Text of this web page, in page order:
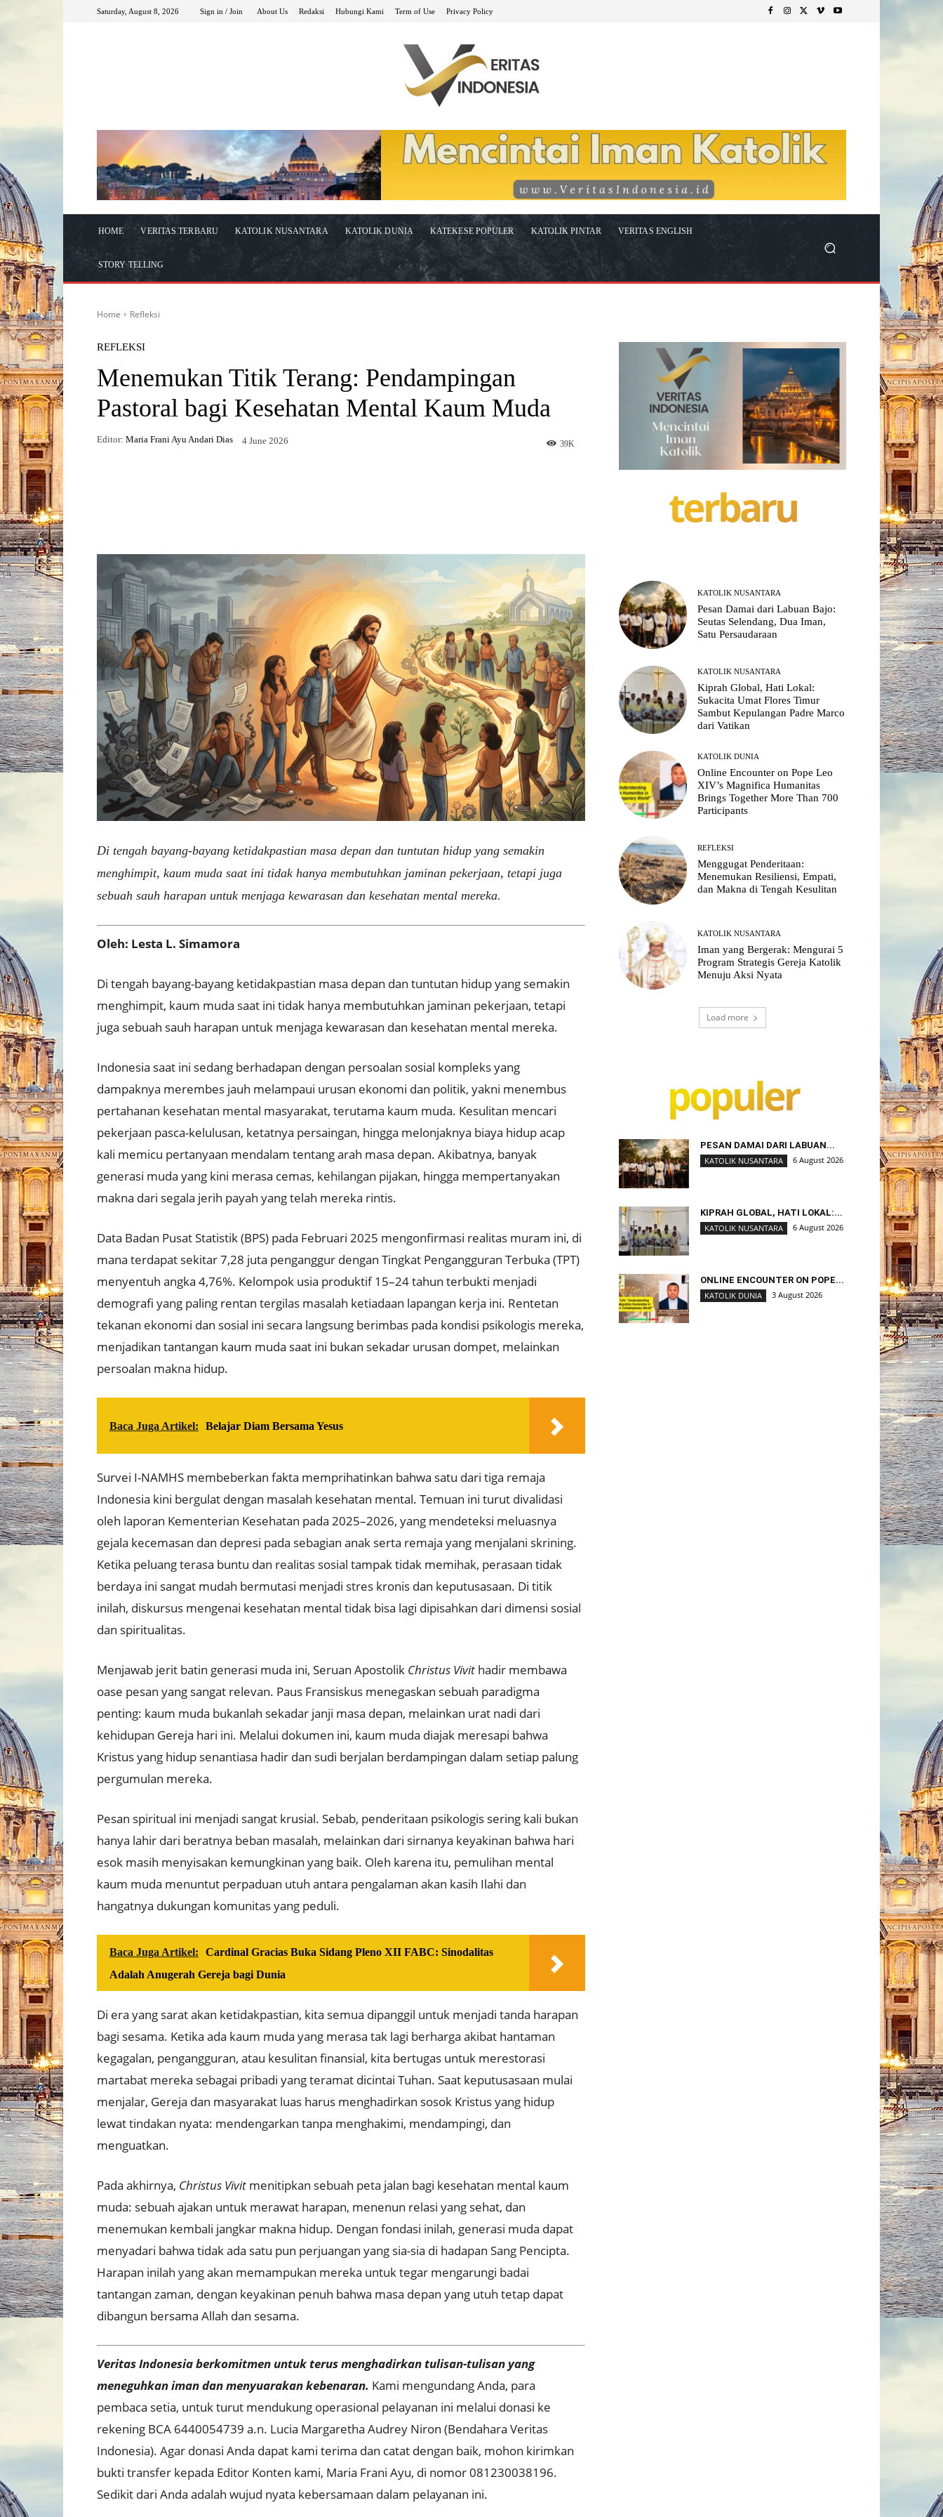
Saturday, August 8, 2026 Sign in / Join About Us Redaksi Hubungi Kami Term of Use Privacy Policy
HOME VERITAS TERBARU KATOLIK NUSANTARA KATOLIK DUNIA KATEKESE POPULER KATOLIK PINTAR VERITAS ENGLISH
STORY TELLING
Home Refleksi
REFLEKSI
Menemukan Titik Terang: Pendampingan
Pastoral bagi Kesehatan Mental Kaum Muda
39K
Editor: Maria Frani Ayu Andari Dias 4 June 2026
Di tengah bayang-bayang ketidakpastian masa depan dan tuntutan hidup yang semakin
menghimpit, kaum muda saat ini tidak hanya membutuhkan jaminan pekerjaan, tetapi juga
sebuah sauh harapan untuk menjaga kewarasan dan kesehatan mental mereka.
Oleh: Lesta L. Simamora
Di tengah bayang-bayang ketidakpastian masa depan dan tuntutan hidup yang semakin
menghimpit, kaum muda saat ini tidak hanya membutuhkan jaminan pekerjaan, tetapi
juga sebuah sauh harapan untuk menjaga kewarasan dan kesehatan mental mereka.
Indonesia saat ini sedang berhadapan dengan persoalan sosial kompleks yang
dampaknya merembes jauh melampaui urusan ekonomi dan politik, yakni menembus
pertahanan kesehatan mental masyarakat, terutama kaum muda. Kesulitan mencari
pekerjaan pasca-kelulusan, ketatnya persaingan, hingga melonjaknya biaya hidup acap
kali memicu pertanyaan mendalam tentang arah masa depan. Akibatnya, banyak
generasi muda yang kini merasa cemas, kehilangan pijakan, hingga mempertanyakan
makna dari segala jerih payah yang telah mereka rintis.
Data Badan Pusat Statistik (BPS) pada Februari 2025 mengonfirmasi realitas muram ini, di
mana terdapat sekitar 7,28 juta penganggur dengan Tingkat Pengangguran Terbuka (TPT)
menyentuh angka 4,76%. Kelompok usia produktif 15–24 tahun terbukti menjadi
demografi yang paling rentan tergilas masalah ketiadaan lapangan kerja ini. Rentetan
tekanan ekonomi dan sosial ini secara langsung berimbas pada kondisi psikologis mereka,
menjadikan tantangan kaum muda saat ini bukan sekadar urusan dompet, melainkan
persoalan makna hidup.
Baca Juga Artikel: Belajar Diam Bersama Yesus
Survei I-NAMHS membeberkan fakta memprihatinkan bahwa satu dari tiga remaja
Indonesia kini bergulat dengan masalah kesehatan mental. Temuan ini turut divalidasi
oleh laporan Kementerian Kesehatan pada 2025–2026, yang mendeteksi meluasnya
gejala kecemasan dan depresi pada sebagian anak serta remaja yang menjalani skrining.
Ketika peluang terasa buntu dan realitas sosial tampak tidak memihak, perasaan tidak
berdaya ini sangat mudah bermutasi menjadi stres kronis dan keputusasaan. Di titik
inilah, diskursus mengenai kesehatan mental tidak bisa lagi dipisahkan dari dimensi sosial
dan spiritualitas.
Menjawab jerit batin generasi muda ini, Seruan Apostolik Christus Vivit hadir membawa
oase pesan yang sangat relevan. Paus Fransiskus menegaskan sebuah paradigma
penting: kaum muda bukanlah sekadar janji masa depan, melainkan urat nadi dari
kehidupan Gereja hari ini. Melalui dokumen ini, kaum muda diajak meresapi bahwa
Kristus yang hidup senantiasa hadir dan sudi berjalan berdampingan dalam setiap palung
pergumulan mereka.
Pesan spiritual ini menjadi sangat krusial. Sebab, penderitaan psikologis sering kali bukan
hanya lahir dari beratnya beban masalah, melainkan dari sirnanya keyakinan bahwa hari
esok masih menyisakan kemungkinan yang baik. Oleh karena itu, pemulihan mental
kaum muda menuntut perpaduan utuh antara pengalaman akan kasih Ilahi dan
hangatnya dukungan komunitas yang peduli.
Baca Juga Artikel:
Cardinal Gracias Buka Sidang Pleno XII FABC: Sinodalitas
Adalah Anugerah Gereja bagi Dunia
Di era yang sarat akan ketidakpastian, kita semua dipanggil untuk menjadi tanda harapan
bagi sesama. Ketika ada kaum muda yang merasa tak lagi berharga akibat hantaman
kegagalan, pengangguran, atau kesulitan finansial, kita bertugas untuk merestorasi
martabat mereka sebagai pribadi yang teramat dicintai Tuhan. Saat keputusasaan mulai
menjalar, Gereja dan masyarakat luas harus menghadirkan sosok Kristus yang hidup
lewat tindakan nyata: mendengarkan tanpa menghakimi, mendampingi, dan
menguatkan.
Pada akhirnya, Christus Vivit menitipkan sebuah peta jalan bagi kesehatan mental kaum
muda: sebuah ajakan untuk merawat harapan, menenun relasi yang sehat, dan
menemukan kembali jangkar makna hidup. Dengan fondasi inilah, generasi muda dapat
menyadari bahwa tidak ada satu pun perjuangan yang sia-sia di hadapan Sang Pencipta.
Harapan inilah yang akan memampukan mereka untuk tegar mengarungi badai
tantangan zaman, dengan keyakinan penuh bahwa masa depan yang utuh tetap dapat
dibangun bersama Allah dan sesama.
Veritas Indonesia berkomitmen untuk terus menghadirkan tulisan-tulisan yang
meneguhkan iman dan menyuarakan kebenaran. Kami mengundang Anda, para
pembaca setia, untuk turut mendukung operasional pelayanan ini melalui donasi ke
rekening BCA 6440054739 a.n. Lucia Margaretha Audrey Niron (Bendahara Veritas
Indonesia). Agar donasi Anda dapat kami terima dan catat dengan baik, mohon kirimkan
bukti transfer kepada Editor Konten kami, Maria Frani Ayu, di nomor 081230038196.
Sedikit dari Anda adalah wujud nyata kebersamaan dalam pelayanan ini.
terbaru
KATOLIK NUSANTARA
Pesan Damai dari Labuan Bajo:
Seutas Selendang, Dua Iman,
Satu Persaudaraan
KATOLIK NUSANTARA
Kiprah Global, Hati Lokal:
Sukacita Umat Flores Timur
Sambut Kepulangan Padre Marco
dari Vatikan
KATOLIK DUNIA
Online Encounter on Pope Leo
XIV’s Magnifica Humanitas
Brings Together More Than 700
Participants
REFLEKSI
Menggugat Penderitaan:
Menemukan Resiliensi, Empati,
dan Makna di Tengah Kesulitan
KATOLIK NUSANTARA
Iman yang Bergerak: Mengurai 5
Program Strategis Gereja Katolik
Menuju Aksi Nyata
Load more
populer
PESAN DAMAI DARI LABUAN...
KATOLIK NUSANTARA
6 August 2026
KIPRAH GLOBAL, HATI LOKAL:...
KATOLIK NUSANTARA
6 August 2026
ONLINE ENCOUNTER ON POPE...
KATOLIK DUNIA
3 August 2026